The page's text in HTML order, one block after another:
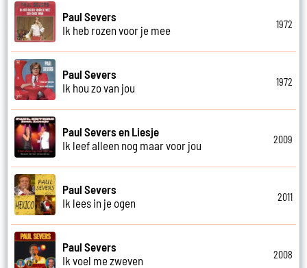
Paul Severs
Ik heb rozen voor je mee
1972
Paul Severs
Ik hou zo van jou
1972
Paul Severs en Liesje
Ik leef alleen nog maar voor jou
2009
Paul Severs
Ik lees in je ogen
2011
Paul Severs
Ik voel me zweven
2008